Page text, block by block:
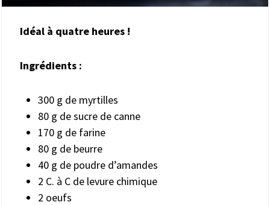
Idéal à quatre heures !
Ingrédients :
300 g de myrtilles
80 g de sucre de canne
170 g de farine
80 g de beurre
40 g de poudre d’amandes
2 C. à C de levure chimique
2 oeufs